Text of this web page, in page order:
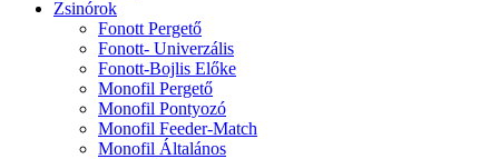
Zsinórok
Fonott Pergető
Fonott- Univerzális
Fonott-Bojlis Előke
Monofil Pergető
Monofil Pontyozó
Monofil Feeder-Match
Monofil Általános